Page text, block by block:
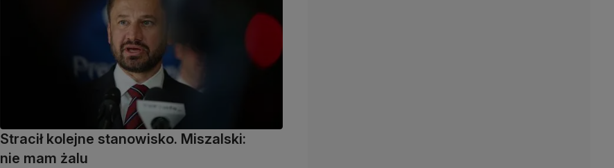
Stracił kolejne stanowisko. Miszalski:
nie mam żalu